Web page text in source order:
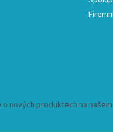
nových produktech na